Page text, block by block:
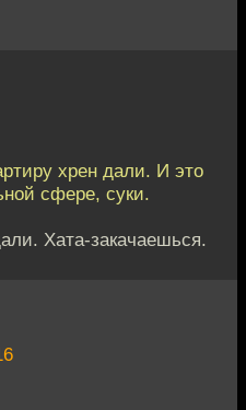
хрен дали. И это
сфере, суки.
Хата-закачаешься.